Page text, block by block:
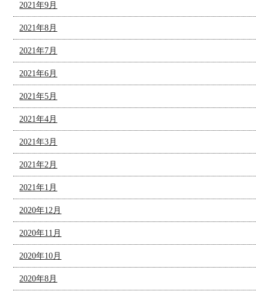
2021年9月
2021年8月
2021年7月
2021年6月
2021年5月
2021年4月
2021年3月
2021年2月
2021年1月
2020年12月
2020年11月
2020年10月
2020年8月